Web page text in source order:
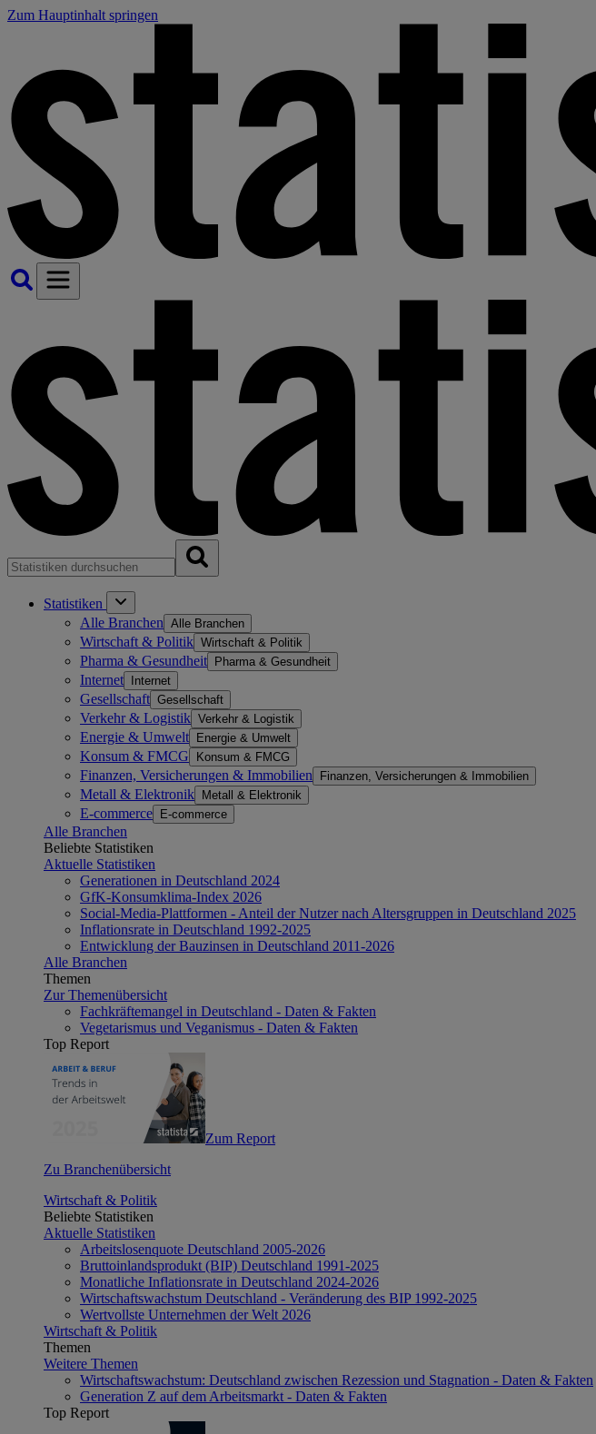
Zum Hauptinhalt springen
Statistiken
Alle Branchen Alle Branchen
Wirtschaft & Politik Wirtschaft & Politik
Pharma & Gesundheit Pharma & Gesundheit
Internet Internet
Gesellschaft Gesellschaft
Verkehr & Logistik Verkehr & Logistik
Energie & Umwelt Energie & Umwelt
Konsum & FMCG Konsum & FMCG
Finanzen, Versicherungen & Immobilien Finanzen, Versicherungen & Immobilien
Metall & Elektronik Metall & Elektronik
E-commerce E-commerce
Alle Branchen
Beliebte Statistiken
Aktuelle Statistiken
Generationen in Deutschland 2024
GfK-Konsumklima-Index 2026
Social-Media-Plattformen - Anteil der Nutzer nach Altersgruppen in Deutschland 2025
Inflationsrate in Deutschland 1992-2025
Entwicklung der Bauzinsen in Deutschland 2011-2026
Alle Branchen
Themen
Zur Themenübersicht
Fachkräftemangel in Deutschland - Daten & Fakten
Vegetarismus und Veganismus - Daten & Fakten
Top Report
Zum Report
Zu Branchenübersicht
Wirtschaft & Politik
Beliebte Statistiken
Aktuelle Statistiken
Arbeitslosenquote Deutschland 2005-2026
Bruttoinlandsprodukt (BIP) Deutschland 1991-2025
Monatliche Inflationsrate in Deutschland 2024-2026
Wirtschaftswachstum Deutschland - Veränderung des BIP 1992-2025
Wertvollste Unternehmen der Welt 2026
Wirtschaft & Politik
Themen
Weitere Themen
Wirtschaftswachstum: Deutschland zwischen Rezession und Stagnation - Daten & Fakten
Generation Z auf dem Arbeitsmarkt - Daten & Fakten
Top Report